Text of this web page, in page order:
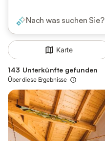
Nach was suchen Sie?
Karte
143 Unterkünfte gefunden
Über diese Ergebnisse